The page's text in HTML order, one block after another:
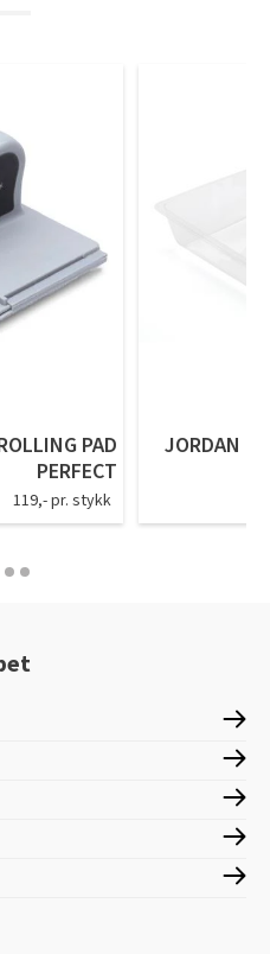
PAD
PERFECT
119,- pr. stykk
JORDAN